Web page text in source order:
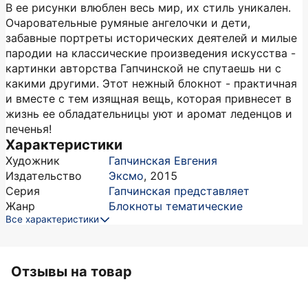
В ее рисунки влюблен весь мир, их стиль уникален.
Очаровательные румяные ангелочки и дети,
забавные портреты исторических деятелей и милые
пародии на классические произведения искусства -
картинки авторства Гапчинской не спутаешь ни с
какими другими. Этот нежный блокнот - практичная
и вместе с тем изящная вещь, которая привнесет в
жизнь ее обладательницы уют и аромат леденцов и
печенья!
Характеристики
Художник
Гапчинская Евгения
Издательство
Эксмо, 2015
Серия
Гапчинская представляет
Жанр
Блокноты тематические
Все характеристики
Отзывы на товар